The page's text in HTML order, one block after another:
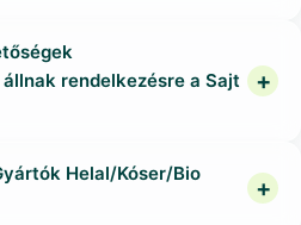
rendelkezésre a Sajt
Helal/Kóser/Bio